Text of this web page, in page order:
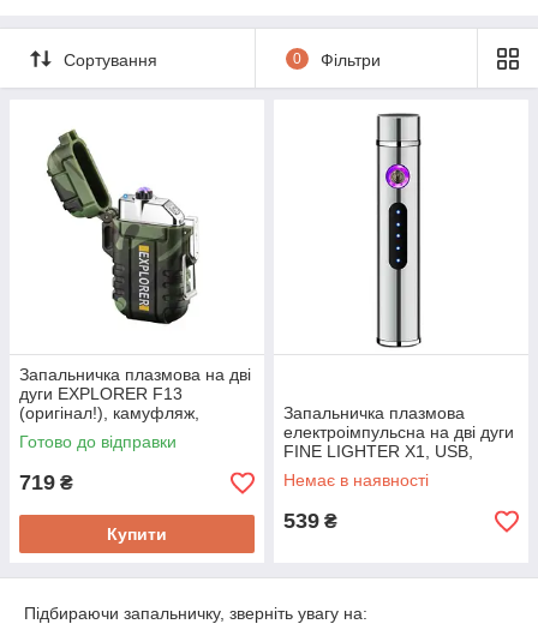
Сортування 0 Фільтри
Запальничка плазмова на дві
дуги EXPLORER F13
(оригінал!), камуфляж,
водостійка, шнур +
подарункова коробка
Готово до відправки
719 ₴
Купити
Запальничка плазмова
електроімпульсна на дві дуги
FINE LIGHTER X1, USB,
88х17мм, подарункова
коробка
Немає в наявності
539 ₴
Підбираючи запальничку, зверніть увагу на: